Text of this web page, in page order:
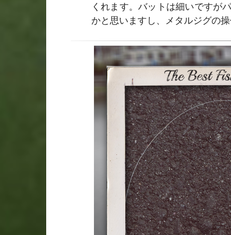
くれます。バットは細いですが
かと思いますし、メタルジグの操